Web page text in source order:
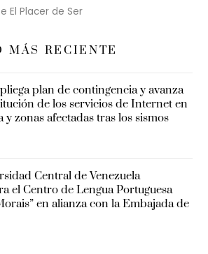
El Placer de Ser
MÁS RECIENTE
plan de contingencia y avanza
de los servicios de Internet en
y zonas afectadas tras los sismos
Central de Venezuela
el Centro de Lengua Portuguesa
en alianza con la Embajada de